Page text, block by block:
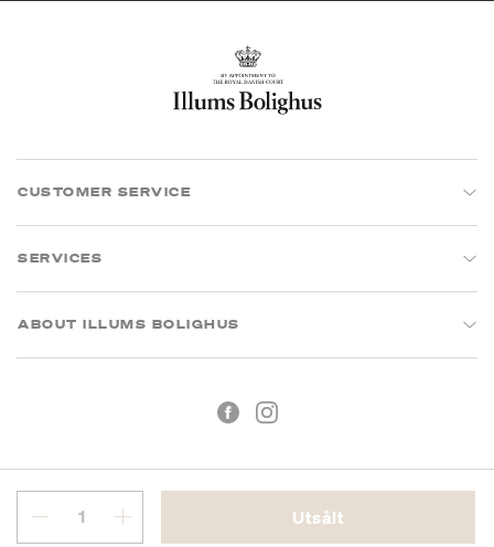
Utsålt
CUSTOMER SERVICE
SERVICES
ABOUT ILLUMS BOLIGHUS